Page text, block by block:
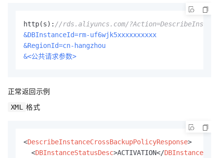
http(s): //rds.aliyuncs.com/
&DBInstanceId=rm-uf6wjk5xxxxxxxxxx
&RegionId=cn-hangzhou
&<公共请求参数>
正常返回示例
XML 格式
<DescribeInstanceCrossBackupPolicyResponse>
<DBInstanceStatusDesc>ACTIVATION</